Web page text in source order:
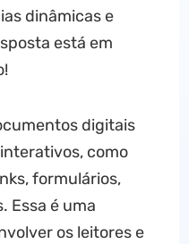
dinâmicas e
está em
digitais
como
formulários,
Essa é uma
os leitores e